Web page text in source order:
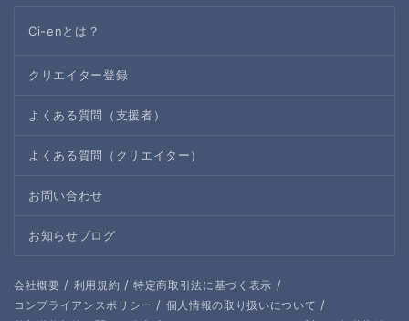
Ci-enとは？
クリエイター登録
よくある質問（支援者）
よくある質問（クリエイター）
お問い合わせ
お知らせブログ
会社概要 / 利用規約 / 特定商取引法に基づく表示 /
コンプライアンスポリシー / 個人情報の取り扱いについて /